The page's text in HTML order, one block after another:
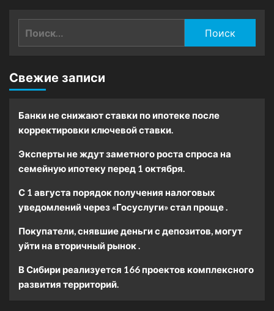
Свежие записи
Банки не снижают ставки по ипотеке после
корректировки ключевой ставки.
Эксперты не ждут заметного роста спроса на
семейную ипотеку перед 1 октября.
С 1 августа порядок получения налоговых
уведомлений через «Госуслуги» стал проще .
Покупатели, снявшие деньги с депозитов, могут
уйти на вторичный рынок .
В Сибири реализуется 166 проектов комплексного
развития территорий.